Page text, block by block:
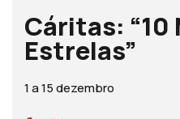
Cáritas: “10
Estrelas”
1 a 15 dezembro